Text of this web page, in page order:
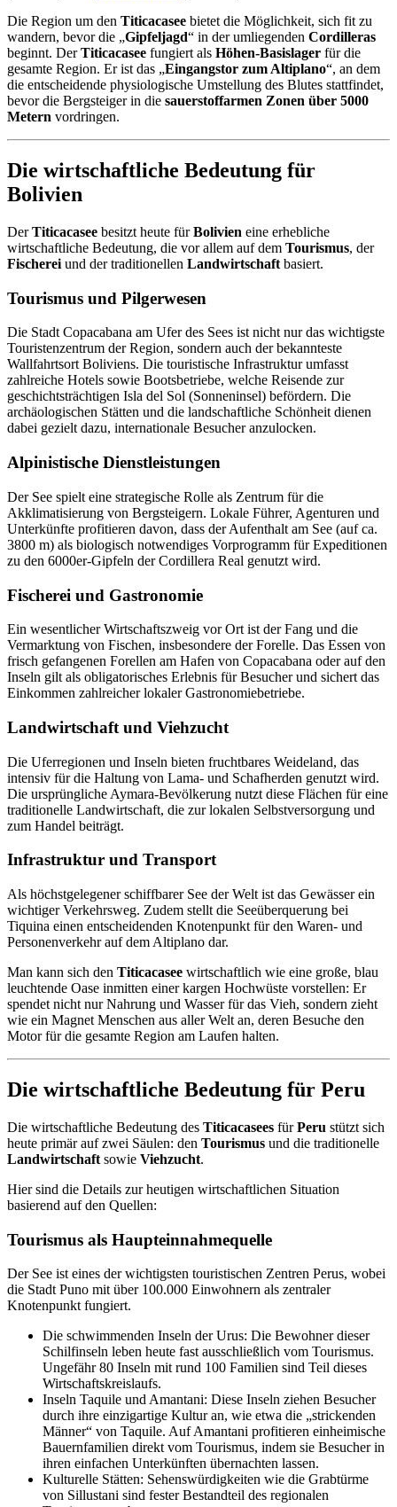
Die Region um den Titicacasee bietet die Möglichkeit, sich fit zu
wandern, bevor die „Gipfeljagd“ in der umliegenden Cordilleras
beginnt. DerTiticacasee fungiert als Höhen-Basislager für die
gesamte Region. Er ist das „Eingangstor zum Altiplano“, an dem
die entscheidende physiologische Umstellung des Blutes stattfindet,
bevor die Bergsteiger in die sauerstoffarmen Zonen über 5000
Metern vordringen.
Die wirtschaftliche Bedeutung für
Bolivien
DerTiticacasee besitzt heute fürBolivien eine erhebliche
wirtschaftliche Bedeutung, die vor allem auf dem Tourismus, der
Fischerei und der traditionellen Landwirtschaft basiert.
Tourismus und Pilgerwesen
Die Stadt Copacabana am Ufer des Sees ist nicht nur das wichtigste
Touristenzentrum der Region, sondern auch der bekannteste
Wallfahrtsort Boliviens. Die touristische Infrastruktur umfasst
zahlreiche Hotels sowie Bootsbetriebe, welche Reisende zur
geschichtsträchtigen Isla del Sol (Sonneninsel) befördern. Die
archäologischen Stätten und die landschaftliche Schönheit dienen
dabei gezielt dazu, internationale Besucher anzulocken.
Alpinistische Dienstleistungen
Der See spielt eine strategische Rolle als Zentrum für die
Akklimatisierung von Bergsteigern. Lokale Führer, Agenturen und
Unterkünfte profitieren davon, dass der Aufenthalt am See (auf ca.
3800 m) als biologisch notwendiges Vorprogramm für Expeditionen
zu den 6000er-Gipfeln der Cordillera Real genutzt wird.
Fischerei und Gastronomie
Ein wesentlicher Wirtschaftszweig vor Ort ist der Fang und die
Vermarktung von Fischen, insbesondere der Forelle. Das Essen von
frisch gefangenen Forellen am Hafen von Copacabana oder auf den
Inseln gilt als obligatorisches Erlebnis für Besucher und sichert das
Einkommen zahlreicher lokaler Gastronomiebetriebe.
Landwirtschaft und Viehzucht
Die Uferregionen und Inseln bieten fruchtbares Weideland, das
intensiv für die Haltung von Lama- und Schafherden genutzt wird.
Die ursprüngliche Aymara-Bevölkerung nutzt diese Flächen für eine
traditionelle Landwirtschaft, die zur lokalen Selbstversorgung und
zum Handel beiträgt.
Infrastruktur und Transport
Als höchstgelegener schiffbarer See der Welt ist das Gewässer ein
wichtiger Verkehrsweg. Zudem stellt die Seeüberquerung bei
Tiquina einen entscheidenden Knotenpunkt für den Waren- und
Personenverkehr auf dem Altiplano dar.
Man kann sich den Titicacasee wirtschaftlich wie eine große, blau
leuchtende Oase inmitten einer kargen Hochwüste vorstellen: Er
spendet nicht nur Nahrung und Wasser für das Vieh, sondern zieht
wie ein Magnet Menschen aus aller Welt an, deren Besuche den
Motor für die gesamte Region am Laufen halten.
Die wirtschaftliche Bedeutung für Peru
Die wirtschaftliche Bedeutung des Titicacasees fürPeru stützt sich
heute primär auf zwei Säulen: den Tourismus und die traditionelle
Landwirtschaft sowie Viehzucht.
Hier sind die Details zur heutigen wirtschaftlichen Situation
basierend auf den Quellen:
Tourismus als Haupteinnahmequelle
Der See ist eines der wichtigsten touristischen Zentren Perus, wobei
die Stadt Puno mit über 100.000 Einwohnern als zentraler
Knotenpunkt fungiert.
Die schwimmenden Inseln der Urus: Die Bewohner dieser
Schilfinseln leben heute fast ausschließlich vom Tourismus.
Ungefähr 80 Inseln mit rund 100 Familien sind Teil dieses
Wirtschaftskreislaufs.
Inseln Taquile und Amantani: Diese Inseln ziehen Besucher
durch ihre einzigartige Kultur an, wie etwa die „strickenden
Männer“ von Taquile. Auf Amantani profitieren einheimische
Bauernfamilien direkt vom Tourismus, indem sie Besucher in
ihren einfachen Unterkünften übernachten lassen.
Kulturelle Stätten: Sehenswürdigkeiten wie die Grabtürme
von Sillustani sind fester Bestandteil des regionalen